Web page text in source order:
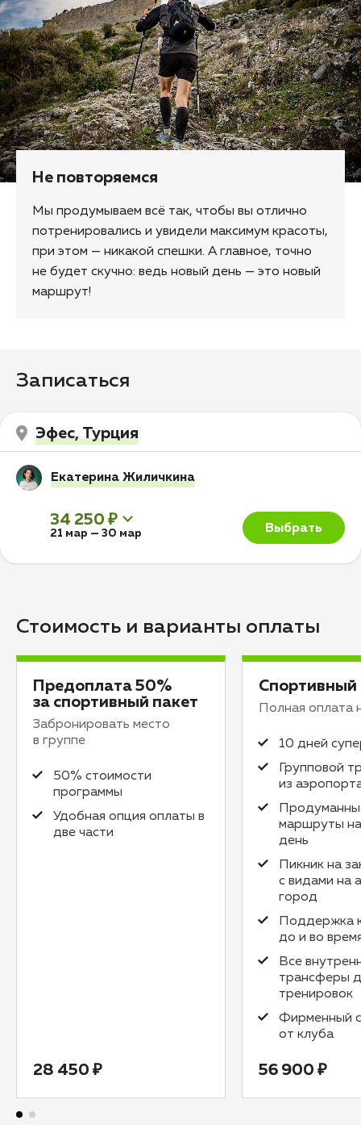
Не повторяемся
Мы продумываем всё так, чтобы вы отлично
потренировались и увидели максимум красоты,
при этом — никакой спешки. А главное, точно
не будет скучно: ведь новый день — это новый
маршрут!
Записаться
Эфес, Турция
Екатерина Жиличкина
34 250 ₽
21 мар — 30 мар Выбрать
Стоимость и варианты оплаты
Предоплата 50%
за спортивный пакет
Забронировать место
в группе
50% стоимости
программы
Удобная опция оплаты в
две части
28 450 ₽
Спортивный
Полная оплата
10 дней
Групповой
из
маршруты
день
Пикник на
с видами на
город
Поддержка
до и во
Все
трансферы
тренировок
Фирменный
от клуба
56 900 ₽